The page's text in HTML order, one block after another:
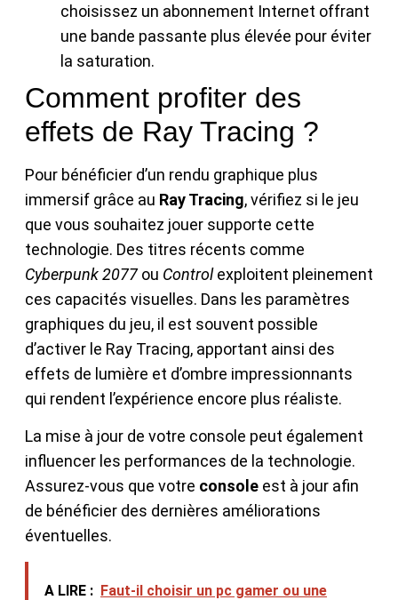
choisissez un abonnement Internet offrant
une bande passante plus élevée pour éviter
la saturation.
Comment profiter des
effets de Ray Tracing ?
Pour bénéficier d’un rendu graphique plus
immersif grâce au Ray Tracing, vérifiez si le jeu
que vous souhaitez jouer supporte cette
technologie. Des titres récents comme
Cyberpunk 2077ou Controlexploitent pleinement
ces capacités visuelles. Dans les paramètres
graphiques du jeu, il est souvent possible
d’activer le Ray Tracing, apportant ainsi des
effets de lumière et d’ombre impressionnants
qui rendent l’expérience encore plus réaliste.
La mise à jour de votre console peut également
influencer les performances de la technologie.
Assurez-vous que votre console est à jour afin
de bénéficier des dernières améliorations
éventuelles.
A LIRE : Faut-il choisir un pc gamer ou une